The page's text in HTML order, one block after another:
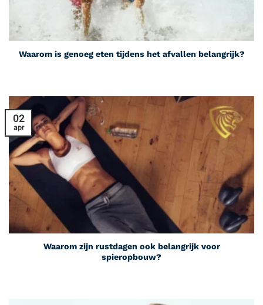
Waarom is genoeg eten tijdens het afvallen belangrijk?
Waarom zijn rustdagen ook belangrijk voor
spieropbouw?
02
apr